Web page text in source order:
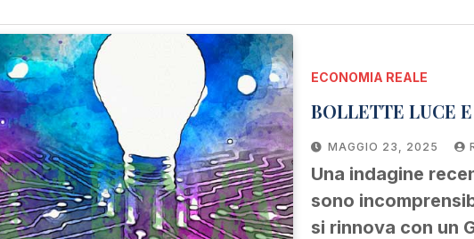
ECONOMIA REALE
BOLLETTE LUCE
MAGGIO 23, 2025
Una indagine
sono
si rinnova con un